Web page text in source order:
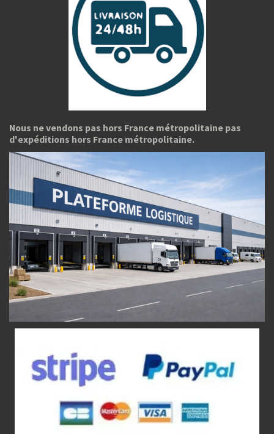
Nous ne vendons pas hors France métropolitaine pas
d'expéditions hors France métropolitaine.